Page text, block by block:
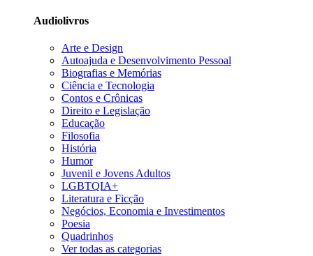
Audiolivros
Arte e Design
Autoajuda e Desenvolvimento Pessoal
Biografias e Memórias
Ciência e Tecnologia
Contos e Crônicas
Direito e Legislação
Educação
Filosofia
História
Humor
Juvenil e Jovens Adultos
LGBTQIA+
Literatura e Ficção
Negócios, Economia e Investimentos
Poesia
Quadrinhos
Ver todas as categorias